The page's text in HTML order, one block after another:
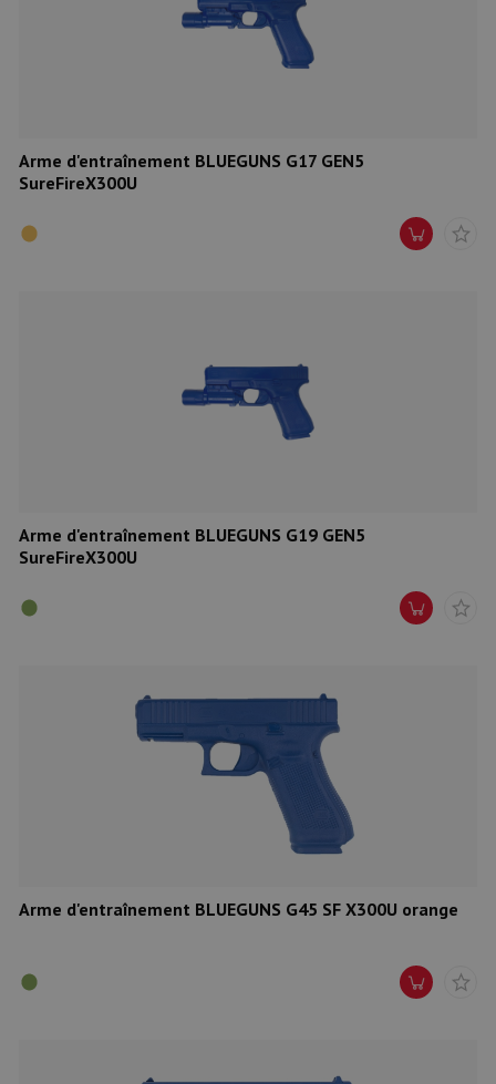
Arme d'entraînement BLUEGUNS G17 GEN5
SureFireX300U
Arme d'entraînement BLUEGUNS G19 GEN5
SureFireX300U
Arme d'entraînement BLUEGUNS G45 SF X300U orange